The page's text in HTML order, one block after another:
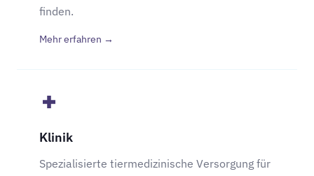
finden.
Mehr erfahren →
Klinik
Spezialisierte tiermedizinische Versorgung für